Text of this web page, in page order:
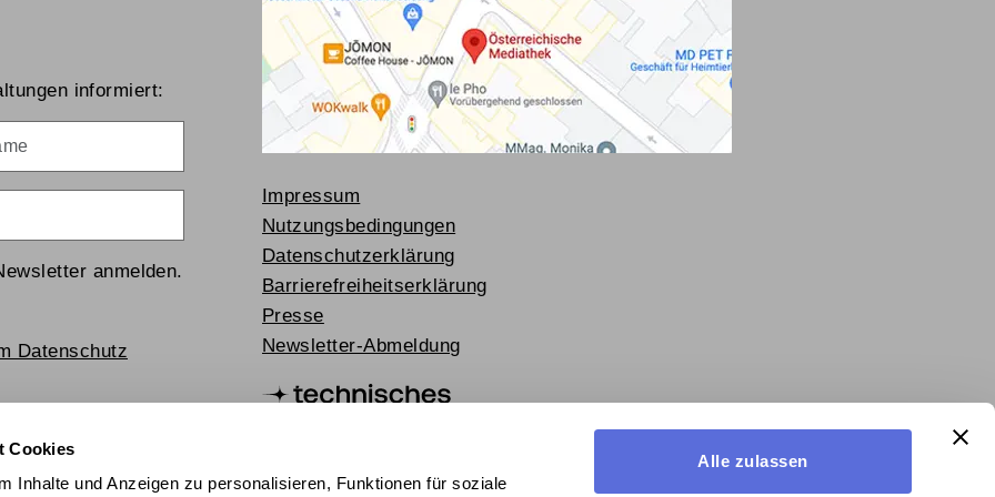
Cookies
Inhalte und Anzeigen zu personalisieren, Funktionen für soziale
Alle zulassen
informiert:
anmelden.
Datenschutz
Impressum
Nutzungsbedingungen
Datenschutzerklärung
Barrierefreiheitserklärung
Presse
Newsletter-Abmeldung